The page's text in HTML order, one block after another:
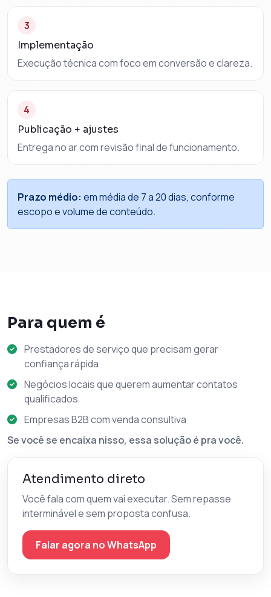
3
Implementação
Execução técnica com foco em conversão e clareza.
4
Publicação + ajustes
Entrega no ar com revisão final de funcionamento.
Prazo médio: em média de 7 a 20 dias, conforme
escopo e volume de conteúdo.
Para quem é
Prestadores de serviço que precisam gerar
confiança rápida
Negócios locais que querem aumentar contatos
qualificados
Empresas B2B com venda consultiva
Se você se encaixa nisso, essa solução é pra você.
Atendimento direto
Você fala com quem vai executar. Sem repasse
interminável e sem proposta confusa.
Falar agora no WhatsApp